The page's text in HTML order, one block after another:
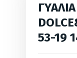
53-19